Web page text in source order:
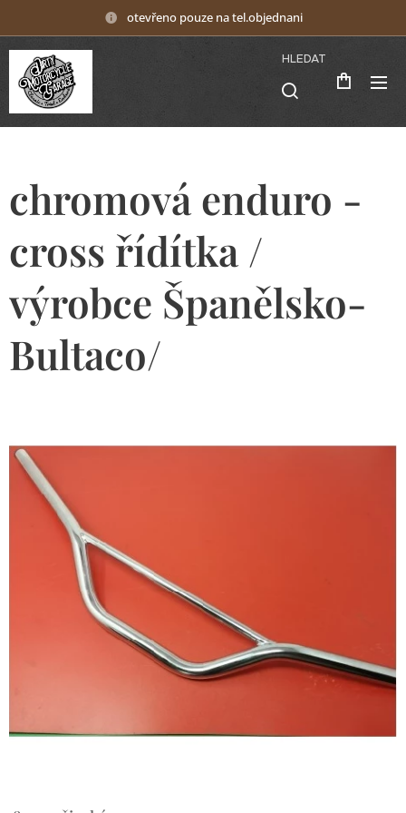
otevřeno pouze na tel.objednani
HLEDAT
chromová enduro -
cross řídítka /
výrobce Španělsko-
Bultaco/